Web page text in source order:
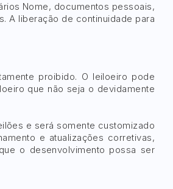
Nome, documentos pessoais,
A liberação de continuidade para
proibido. O leiloeiro pode
que não seja o devidamente
e será somente customizado
e atualizações corretivas,
o desenvolvimento possa ser